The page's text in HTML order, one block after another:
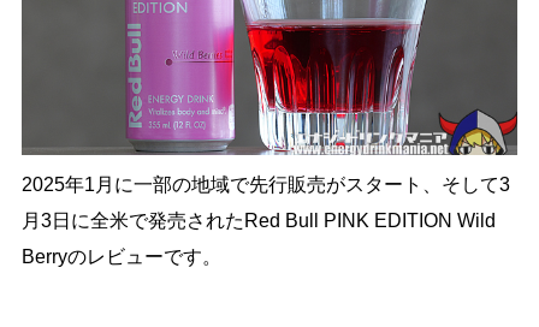
2025年1月に一部の地域で先行販売がスタート、そして3
月3日に全米で発売されたRed Bull PINK EDITION Wild
Berryのレビューです。